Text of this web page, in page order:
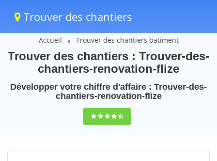
Trouver des chantiers
Accueil Trouver des chantiers batiment
Trouver des chantiers : Trouver-des-
chantiers-renovation-flize
Développer votre chiffre d'affaire : Trouver-des-
chantiers-renovation-flize
9,5(100%)71
votes